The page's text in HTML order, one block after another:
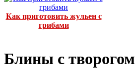
Как приготовить жульен с
грибами
Блины с творогом